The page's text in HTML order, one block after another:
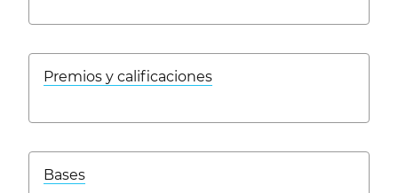
Premios y calificaciones
Bases